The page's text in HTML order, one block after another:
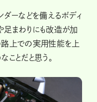
ダーなどを備えるボディ
足まわりにも改造が加
路上での実用性能を上
ことだと思う。